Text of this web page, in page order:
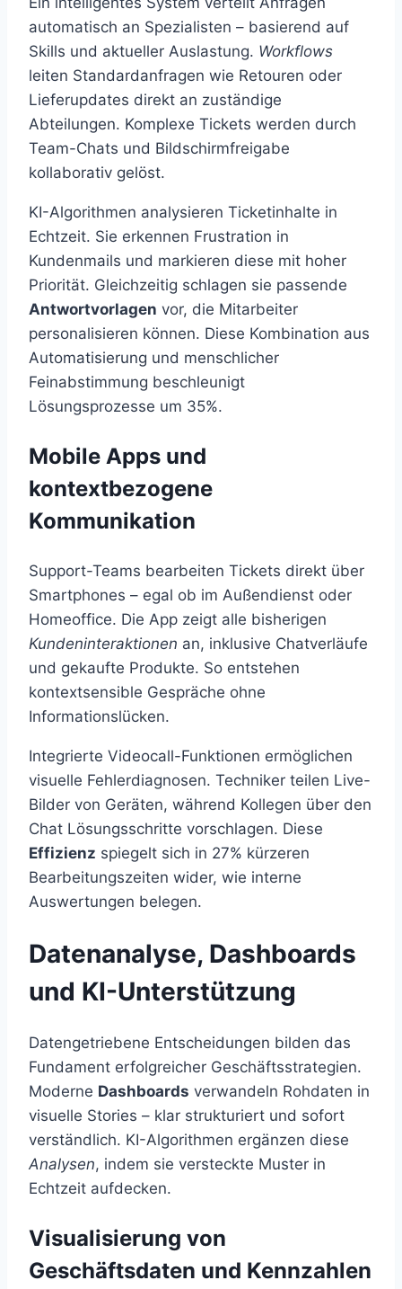
automatisch an Spezialisten – basierend auf
Skills und aktueller Auslastung. Workflows
leiten Standardanfragen wie Retouren oder
Lieferupdates direkt an zuständige
Abteilungen. Komplexe Tickets werden durch
Team-Chats und Bildschirmfreigabe
kollaborativ gelöst.
KI-Algorithmen analysieren Ticketinhalte in
Echtzeit. Sie erkennen Frustration in
Kundenmails und markieren diese mit hoher
Priorität. Gleichzeitig schlagen sie passende
Antwortvorlagen vor, die Mitarbeiter
personalisieren können. Diese Kombination aus
Automatisierung und menschlicher
Feinabstimmung beschleunigt
Lösungsprozesse um 35%.
Mobile Apps und
kontextbezogene
Kommunikation
Support-Teams bearbeiten Tickets direkt über
Smartphones – egal ob im Außendienst oder
Homeoffice. Die App zeigt alle bisherigen
Kundeninteraktionen an, inklusive Chatverläufe
und gekaufte Produkte. So entstehen
kontextsensible Gespräche ohne
Informationslücken.
Integrierte Videocall-Funktionen ermöglichen
visuelle Fehlerdiagnosen. Techniker teilen Live-
Bilder von Geräten, während Kollegen über den
Chat Lösungsschritte vorschlagen. Diese
Effizienz spiegelt sich in 27% kürzeren
Bearbeitungszeiten wider, wie interne
Auswertungen belegen.
Datenanalyse, Dashboards
und KI-Unterstützung
Datengetriebene Entscheidungen bilden das
Fundament erfolgreicher Geschäftsstrategien.
Moderne Dashboards verwandeln Rohdaten in
visuelle Stories – klar strukturiert und sofort
verständlich. KI-Algorithmen ergänzen diese
Analysen, indem sie versteckte Muster in
Echtzeit aufdecken.
Visualisierung von
Geschäftsdaten und Kennzahlen